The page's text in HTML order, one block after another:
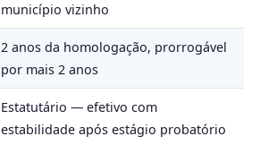
município vizinho
2 anos da homologação, prorrogável
por mais 2 anos
Estatutário — efetivo com
estabilidade após estágio probatório